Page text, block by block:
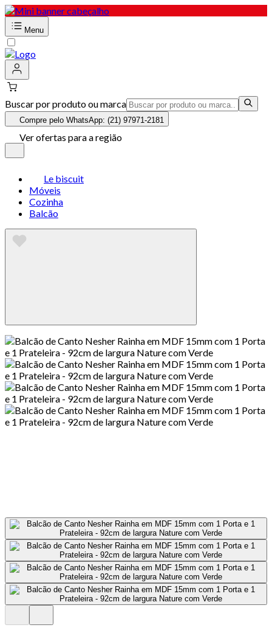
Menu
Buscar por produto ou marca
Compre pelo WhatsApp: (21) 97971-2181
Ver ofertas para a região
Le biscuit
Móveis
Cozinha
Balcão